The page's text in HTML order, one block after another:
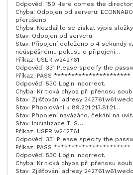
Odpověď: 150 Here comes the
Chyba: Odpojen od serveru:
přerušeno
Chyba: Nezdařilo se získat výpis složky
Stav: Odpojen od serveru
Stav: Připojení odloženo o 4 sekundy
neúspěšnému pokusu o připojení…
Příkaz: USER w242761
Odpověď: 331 Please specify the
Příkaz: PASS **********************
Odpověď: 530 Login incorrect.
Chyba: Kritická chyba při přenosu
Stav: Zjišťování adresy
Stav: Připojování k 89.221.213.81:21…
Stav: Připojení navázáno, čekání na
Stav: Inicializace TLS…
Příkaz: USER w242761
Odpověď: 331 Please specify the
Příkaz: PASS **********************
Odpověď: 530 Login incorrect.
Chyba: Kritická chyba při přenosu
Stav: Zjišťování adresy